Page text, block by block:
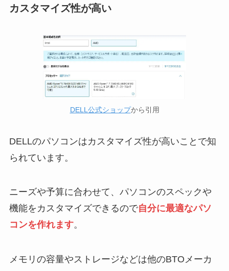
カスタマイズ性が高い
DELL公式ショップから引用
DELLのパソコンはカスタマイズ性が高いことで知
られています。
ニーズや予算に合わせて、パソコンのスペックや
機能をカスタマイズできるので自分に最適なパソ
コンを作れます。
メモリの容量やストレージなどは他のBTOメーカ